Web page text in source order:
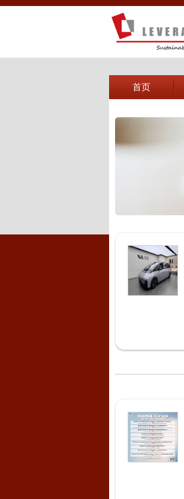
首页